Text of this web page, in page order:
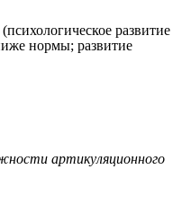
развитие
нормы; развитие
артикуляционного